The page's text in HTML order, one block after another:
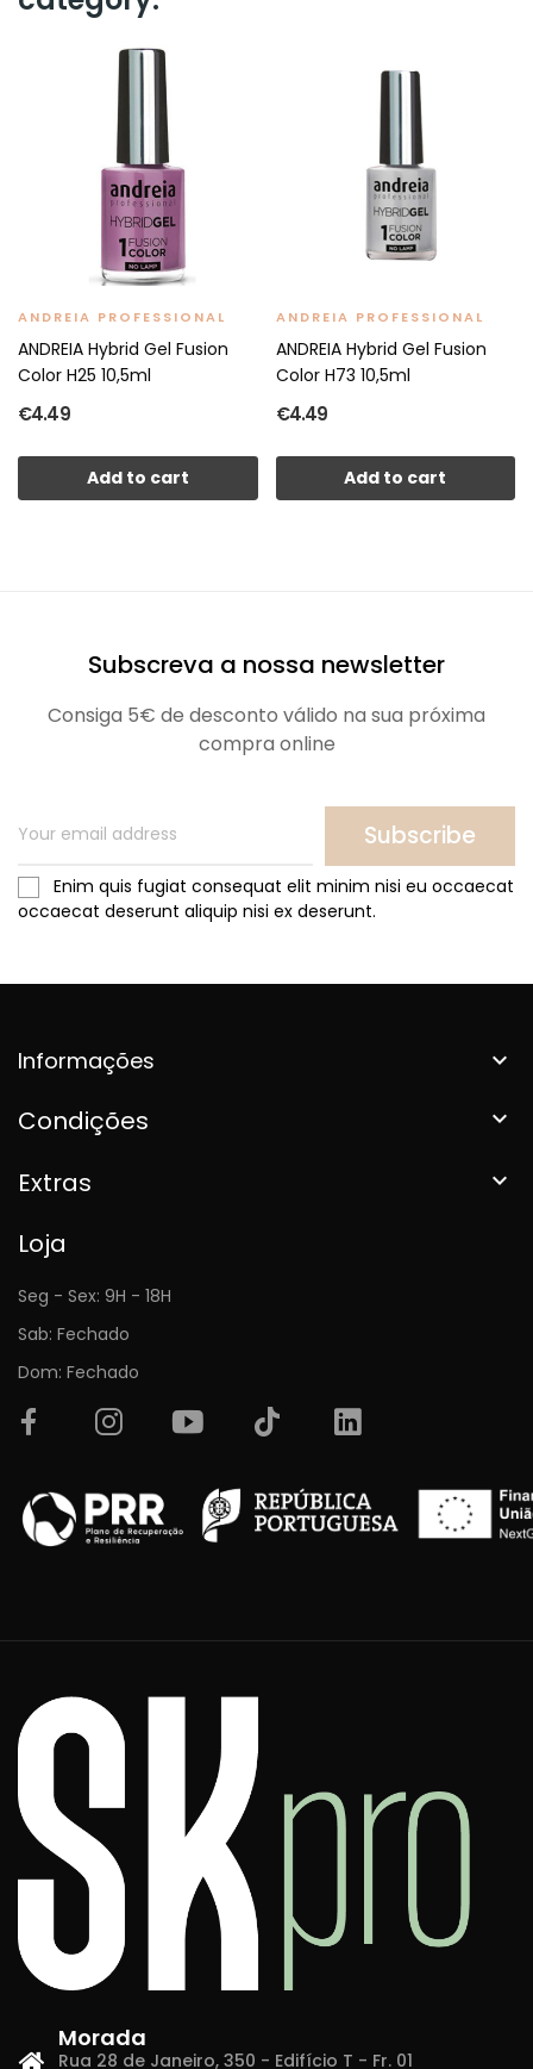
ANDREIA PROFESSIONAL
ANDREIA Hybrid Gel Fusion
Color H25 10,5ml
€4.49
Add to cart
ANDREIA PROFESSIONAL
ANDREIA Hybrid Gel Fusion
Color H73 10,5ml
€4.49
Add to cart
Subscreva a nossa newsletter
Consiga 5€ de desconto válido na sua próxima
compra online
Subscribe
Enim quis fugiat consequat elit minim nisi eu occaecat
occaecat deserunt aliquip nisi ex deserunt.
Informações 
Condições 
Extras 
Loja
Seg - Sex: 9H - 18H
Sab: Fechado
Dom: Fechado
Morada
Rua 28 de Janeiro, 350 - Edifício T - Fr. 01